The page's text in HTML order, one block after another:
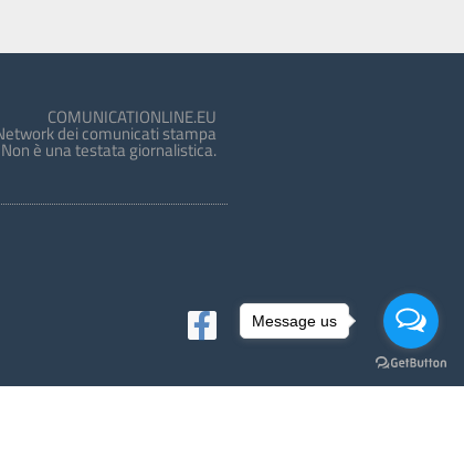
COMUNICATIONLINE.EU
dei comunicati stampa
Non è una testata giornalistica.
Message us